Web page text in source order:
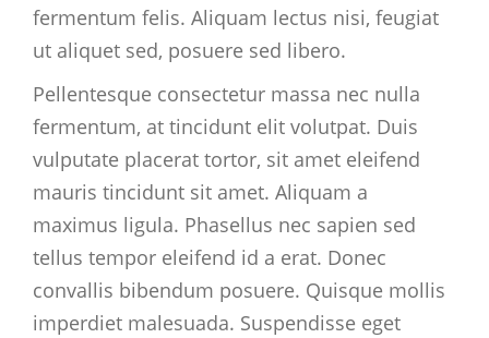
fermentum felis. Aliquam lectus nisi, feugiat
ut aliquet sed, posuere sed libero.
Pellentesque consectetur massa nec nulla
fermentum, at tincidunt elit volutpat. Duis
vulputate placerat tortor, sit amet eleifend
mauris tincidunt sit amet. Aliquam a
maximus ligula. Phasellus nec sapien sed
tellus tempor eleifend id a erat. Donec
convallis bibendum posuere. Quisque mollis
imperdiet malesuada. Suspendisse eget